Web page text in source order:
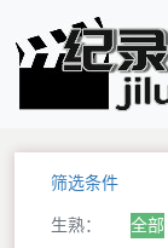
筛选条件
生熟： 全部